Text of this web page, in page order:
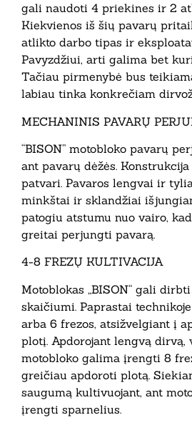
gali naudoti 4 priekines ir 2
Kiekvienos iš šių pavarų
atlikto darbo tipas ir
Pavyzdžiui, arti galima bet
Tačiau pirmenybė bus
labiau tinka konkrečiam
MECHANINIS PAVARŲ
“BISON” motobloko pavarų
ant pavarų dėžės.
patvari. Pavaros lengvai ir
minkštai ir sklandžiai
patogiu atstumu nuo vairo,
greitai perjungti pavarą.
4-8 FREZŲ KULTIVACIJA
Motoblokas „BISON“ gali
skaičiumi. Paprastai
arba 6 frezos, atsižvelgiant į
plotį. Apdorojant lengvą dirvą,
motobloko galima įrengti 8
greičiau apdoroti plotą.
saugumą kultivuojant, ant
įrengti sparnelius.